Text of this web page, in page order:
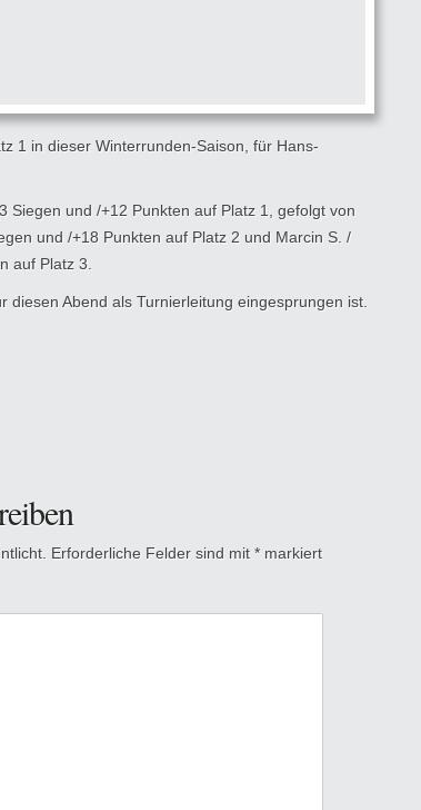
1 in dieser Winterrunden-Saison, für Hans-
Siegen und /+12 Punkten auf Platz 1, gefolgt von
und /+18 Punkten auf Platz 2 und Marcin S. /
auf Platz 3.
diesen Abend als Turnierleitung eingesprungen ist.
Erforderliche Felder sind mit * markiert